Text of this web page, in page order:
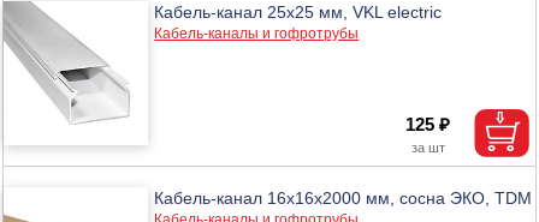
Кабель-канал 25х25 мм, VKL electric
Кабель-каналы и гофротрубы
125 ₽
Кабель-канал 16х16х2000 мм, сосна ЭКО, TDM